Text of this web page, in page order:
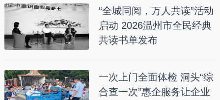
“全城同阅，万人共读”活动
启动 2026温州市全民经典
共读书单发布
一次上门全面体检 洞头“综
合查一次”惠企服务让企业